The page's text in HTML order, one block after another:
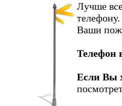
Лучше
Ваши
Телефон
Если Вы